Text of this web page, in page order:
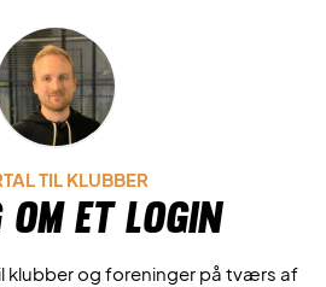
TIL KLUBBER
om et login
klubber og foreninger på tværs af